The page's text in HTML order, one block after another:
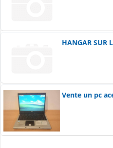
HANGAR SUR
Vente un pc